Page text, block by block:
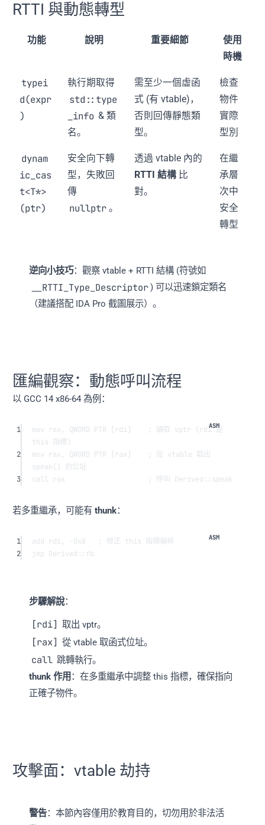
RTTI 與動態轉型
功能 說明 重要細節
使用
時機
typei
d(expr
)
執行期取得
std::type
_info & 類
名。
需至少一個虛函
式 (有 vtable)，
否則回傳靜態類
型。
檢查
物件
實際
型別
dynam
ic_cas
t<T*>
(ptr)
安全向下轉
型，失敗回
傳
nullptr 。
透過 vtable 內的
RTTI 結構比
對。
在繼
承層
次中
安全
轉型
逆向小技巧：觀察 vtable + RTTI 結構 (符號如
__RTTI_Type_Descriptor) 可以迅速鎖定類名
（建議搭配 IDA Pro 截圖展示）。
匯編觀察：動態呼叫流程
以 GCC 14 x86-64 為例：
1 mov rax , QWORD PTR [ rdi]
; 讀取 vptr (rdi 是
this 指標)
2
mov rax , QWORD PTR [ rax]
; 從 vtable 取出
speak() 的位址
3
call rax ; 呼叫 Derived::speak
若多重繼承，可能有 thunk：
1 add rdi, - 0x8
; 修正 this 指標偏移
2
jmp Derived: :fb
步驟解說：
[rdi] 取出 vptr。
[rax] 從 vtable 取函式位址。
call 跳轉執行。
thunk 作用 ：在多重繼承中調整 this 指標，確保指向
正確子物件。
攻擊面：vtable 劫持
警告：本節內容僅用於教育目的，切勿用於非法活